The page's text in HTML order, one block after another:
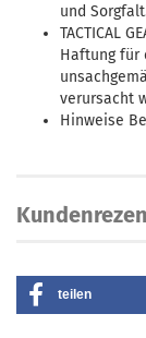
und
TACTICAL
Haftung für
verursacht
Hinweise
teilen